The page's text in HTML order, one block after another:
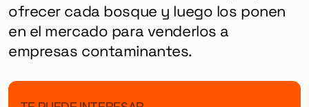
ofrecer cada bosque y luego los ponen
en el mercado para venderlos a
empresas contaminantes.